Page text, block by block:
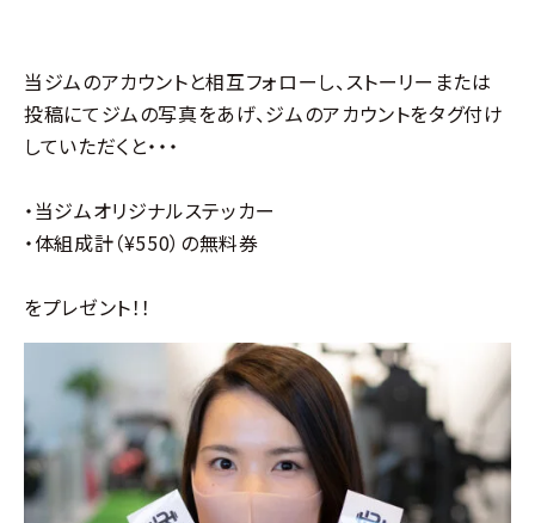
当ジムのアカウントと相互フォローし、ストーリーまたは
投稿にてジムの写真をあげ、ジムのアカウントをタグ付け
していただくと・・・
・当ジムオリジナルステッカー
・体組成計（¥550）の無料券
をプレゼント！！